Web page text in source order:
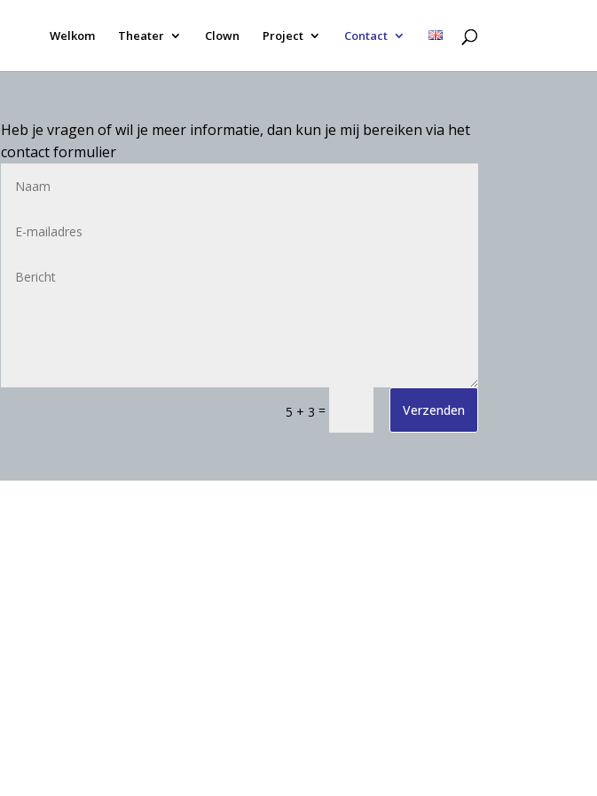
Welkom Theater Clown Project Contact
Heb je vragen of wil je meer informatie, dan kun je mij bereiken via het
contact formulier
5 + 3 = Verzenden